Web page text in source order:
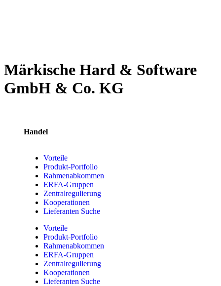
Märkische Hard & Software
GmbH & Co. KG
Handel
Vorteile
Produkt-Portfolio
Rahmenabkommen
ERFA-Gruppen
Zentralregulierung
Kooperationen
Lieferanten Suche
Vorteile
Produkt-Portfolio
Rahmenabkommen
ERFA-Gruppen
Zentralregulierung
Kooperationen
Lieferanten Suche